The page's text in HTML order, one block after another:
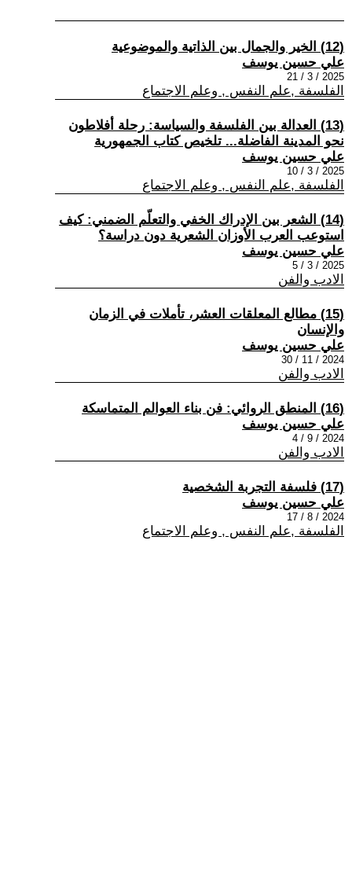
(12) الخير والجمال بين الذاتية والموضوعية
علي حسين يوسف
2025 / 3 / 21
الفلسفة ,علم النفس , وعلم الاجتماع
(13) العدالة بين الفلسفة والسياسة: رحلة أفلاطون
نحو المدينة الفاضلة... تلخيص كتاب الجمهورية
علي حسين يوسف
2025 / 3 / 10
الفلسفة ,علم النفس , وعلم الاجتماع
(14) الشعر بين الإدراك الخفي والتعلّم الضمني: كيف
استوعب العرب الأوزان الشعرية دون دراسة؟
علي حسين يوسف
2025 / 3 / 5
الادب والفن
(15) مطالع المعلقات العشر، تأملات في الزمان
والإنسان
علي حسين يوسف
2024 / 11 / 30
الادب والفن
(16) المنطق الروائي: فن بناء العوالم المتماسكة
علي حسين يوسف
2024 / 9 / 4
الادب والفن
(17) فلسفة التجربة الشخصية
علي حسين يوسف
2024 / 8 / 17
الفلسفة ,علم النفس , وعلم الاجتماع